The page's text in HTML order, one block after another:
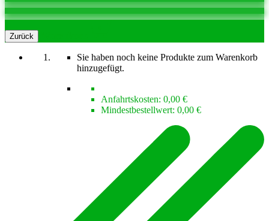
Zurück
Sie haben noch keine Produkte zum Warenkorb
hinzugefügt.
Anfahrtskosten: 0,00 €
Mindestbestellwert: 0,00 €